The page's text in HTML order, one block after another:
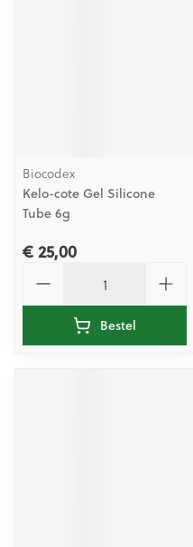
Biocodex
Kelo-cote Gel Silicone
Tube 6g
€ 25,00
Bestel